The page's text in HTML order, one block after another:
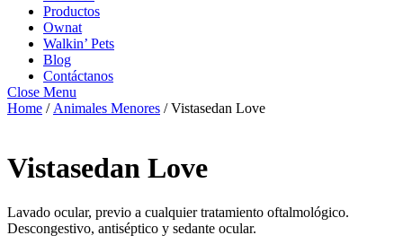
Productos
Ownat
Walkin’ Pets
Blog
Contáctanos
Close Menu
Home / Animales Menores / Vistasedan Love
Vistasedan Love
Lavado ocular, previo a cualquier tratamiento oftalmológico.
Descongestivo, antiséptico y sedante ocular.